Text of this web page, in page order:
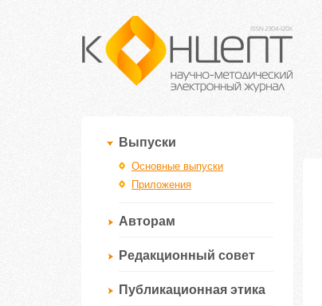
Выпуски
Основные выпуски
Приложения
Авторам
Редакционный совет
Публикационная этика